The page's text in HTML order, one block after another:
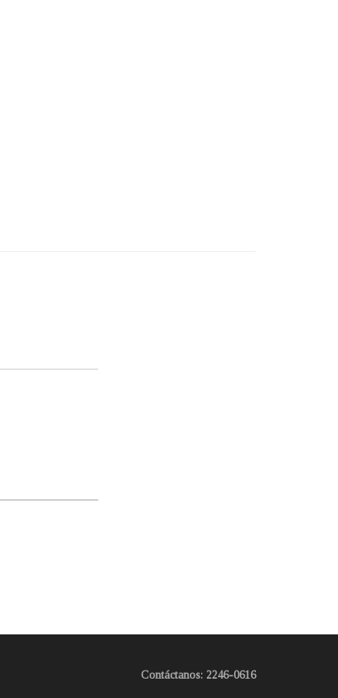
Contáctanos: 2246-0616